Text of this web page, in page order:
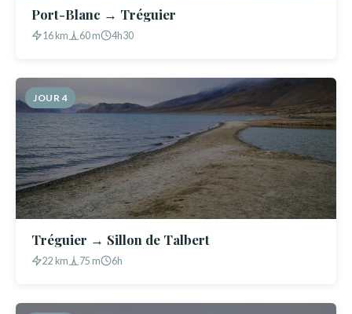
Port-Blanc → Tréguier
16 km 60 m 4h30
JOUR 4
Tréguier → Sillon de Talbert
22 km 75 m 6h